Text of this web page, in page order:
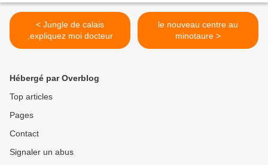
< Jungle de calais
,expliquez moi docteur
le nouveau centre au
minotaure >
Hébergé par Overblog
Top articles
Pages
Contact
Signaler un abus